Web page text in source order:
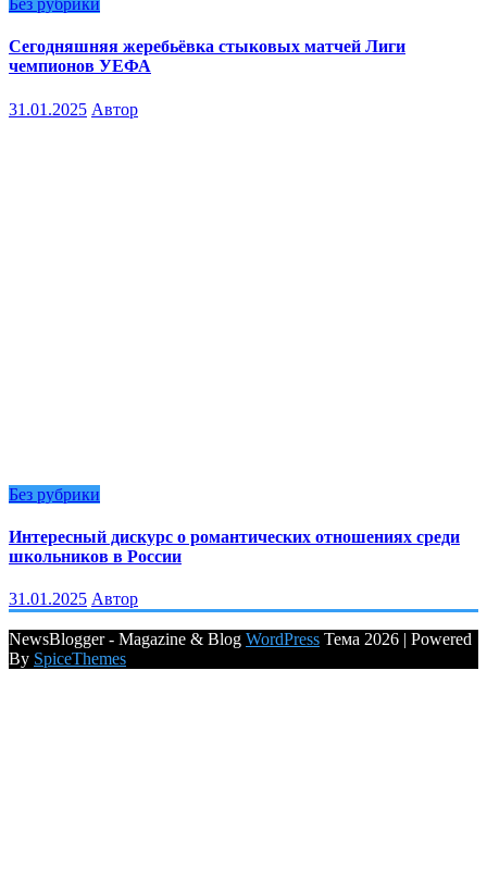
Без рубрики
Сегодняшняя жеребьёвка стыковых матчей Лиги
чемпионов УЕФА
31.01.2025 Автор
Без рубрики
Интересный дискурс о романтических отношениях среди
школьников в России
31.01.2025 Автор
NewsBlogger - Magazine & Blog WordPress Тема 2026 | Powered
By SpiceThemes